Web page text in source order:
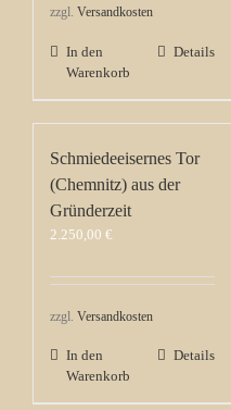
zzgl. Versandkosten
In den
Warenkorb
Details
Schmiedeeisernes Tor
(Chemnitz) aus der
Gründerzeit
2.250,00 €
zzgl. Versandkosten
In den
Warenkorb
Details